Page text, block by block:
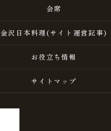
会席
金沢日本料理(サイト運営記事)
お役立ち情報
サイトマップ